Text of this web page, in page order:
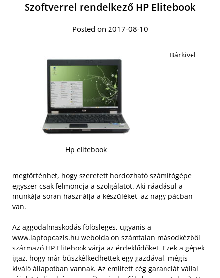
Szoftverrel rendelkező HP Elitebook
Posted on 2017-08-10
Hp elitebook
Bárkivel
megtörténhet, hogy szeretett hordozható számítógépe
egyszer csak felmondja a szolgálatot. Aki ráadásul a
munkája során használja a készüléket, az nagy pácban
van.
Az aggodalmaskodás fölösleges, ugyanis a
www.laptopoazis.hu weboldalon számtalan másodkézből
származó HP Elitebook várja az érdeklődőket. Ezek a gépek
igaz, hogy már büszkélkedhettek egy gazdával, mégis
kiváló állapotban vannak. Az említett cég garanciát vállal